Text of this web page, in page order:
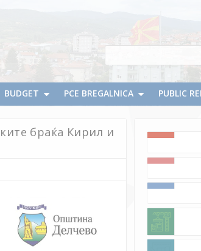
BUDGET PCE BREGALNICA PUBLIC
браќа Кирил и
светите
Делчево,
солунските
браќа
Кирил
Методиј